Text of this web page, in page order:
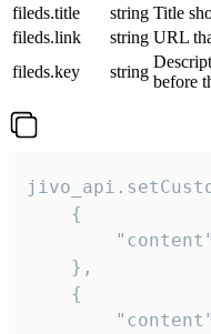
fileds.title
string Title
fileds.link
string URL
fileds.key
string
before
    {
    },
    {